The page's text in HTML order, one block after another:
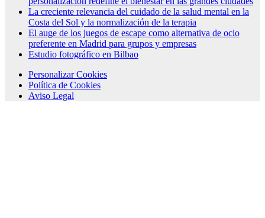
La creciente relevancia del cuidado de la salud mental en la
Costa del Sol y la normalización de la terapia
El auge de los juegos de escape como alternativa de ocio
preferente en Madrid para grupos y empresas
Estudio fotográfico en Bilbao
Personalizar Cookies
Política de Cookies
Aviso Legal